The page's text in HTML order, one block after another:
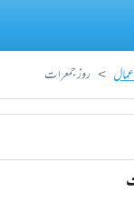
روز جمعرات